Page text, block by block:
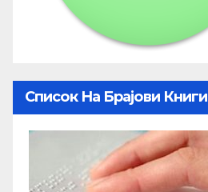
Список На Брајови Книги